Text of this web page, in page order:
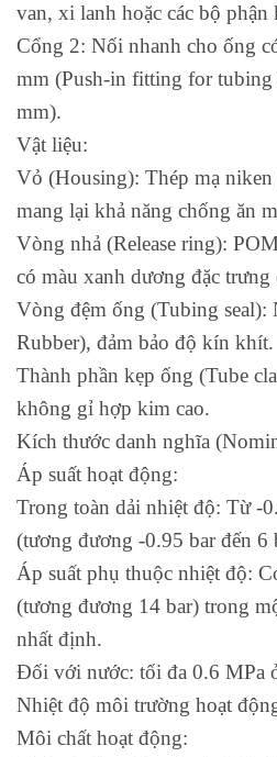
van, xi lanh hoặc các bộ phận
Cổng 2: Nối nhanh cho ống
mm (Push-in fitting for tubing
mm).
Vật liệu:
Vỏ (Housing): Thép mạ niken
mang lại khả năng chống ăn
Vòng nhả (Release ring):
có màu xanh dương đặc trưng
Vòng đệm ống (Tubing
Rubber), đảm bảo độ kín khít.
Thành phần kẹp ống (Tube
không gỉ hợp kim cao.
Kích thước danh nghĩa
Áp suất hoạt động:
Trong toàn dải nhiệt độ: Từ -
(tương đương -0.95 bar đến 6
Áp suất phụ thuộc nhiệt độ:
(tương đương 14 bar) trong
nhất định.
Đối với nước: tối đa 0.6 MPa
Nhiệt độ môi trường hoạt
Môi chất hoạt động: